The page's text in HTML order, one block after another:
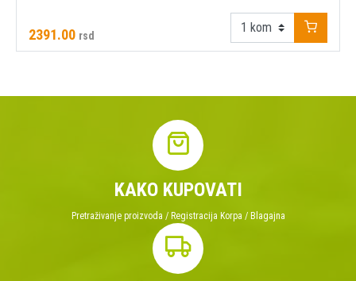
2391.00 rsd
KAKO KUPOVATI
Pretraživanje proizvoda / Registracija Korpa / Blagajna